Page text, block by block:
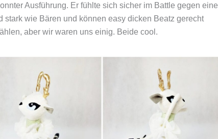
Ausführung. Er fühlte sich sicher im Battle gegen eine
wie Bären und können easy dicken Beatz gerecht
aber wir waren uns einig. Beide cool.